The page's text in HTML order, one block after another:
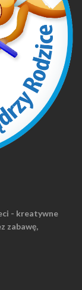
- kreatywne
zabawę,